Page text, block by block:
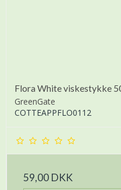
Flora White viskestykke
GreenGate
COTTEAPPFLO0112
59,00 DKK